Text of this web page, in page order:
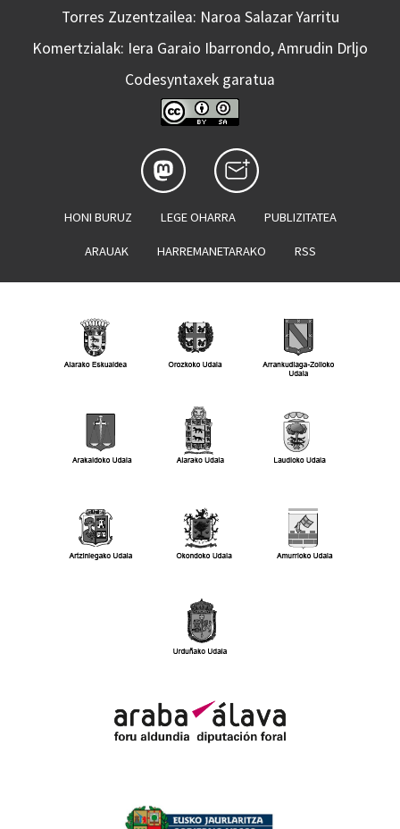
Torres Zuzentzailea: Naroa Salazar Yarritu
Komertzialak: Iera Garaio Ibarrondo, Amrudin Drljo
Codesyntaxek garatua
HONI BURUZ LEGE OHARRA PUBLIZITATEA
ARAUAK HARREMANETARAKO RSS